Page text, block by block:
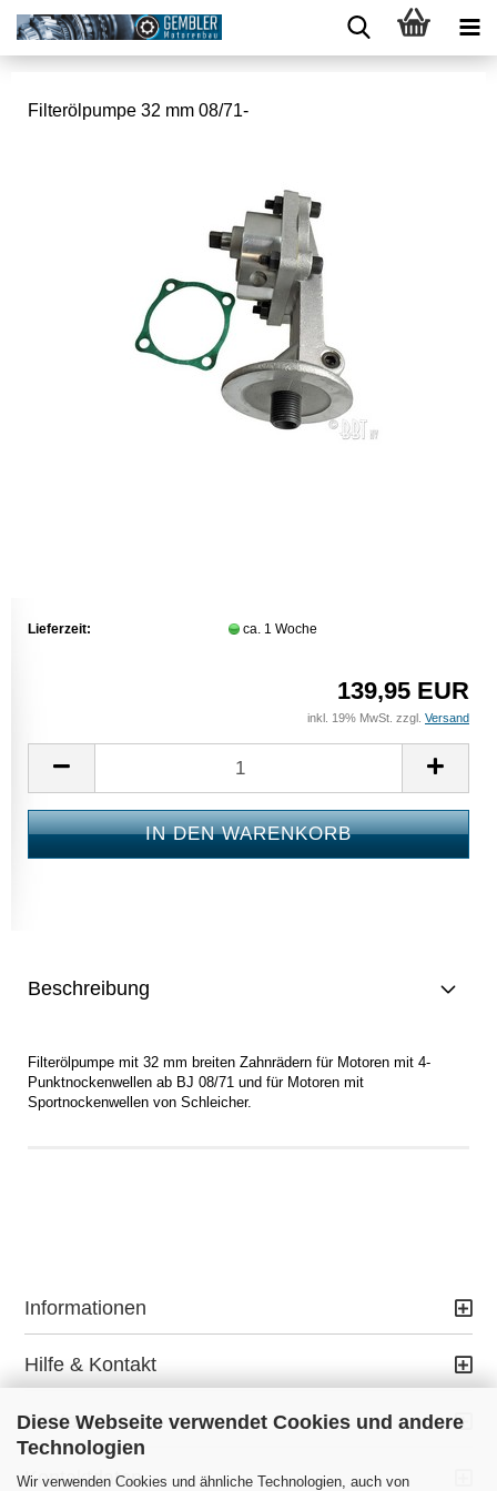
Diese Webseite verwendet Cookies und andere
Technologien
Wir verwenden Cookies und ähnliche Technologien, auch von
Filterölpumpe 32 mm 08/71-
Lieferzeit: ca. 1 Woche
139,95 EUR
inkl. 19% MwSt. zzgl. Versand
Beschreibung
Filterölpumpe mit 32 mm breiten Zahnrädern für Motoren mit 4-
Punktnockenwellen ab BJ 08/71 und für Motoren mit
Sportnockenwellen von Schleicher.
Informationen
Hilfe & Kontakt
Ihr Konto
Kontaktdaten